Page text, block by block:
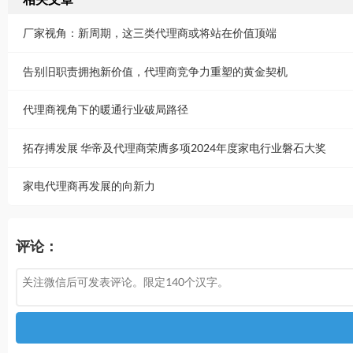
厂家视角：新周期，这三类代理商或将站在价值顶端
告别旧职责拥抱新价值，代理商竞争力重塑的黄金契机
代理商视角下的暖通行业破局路径
拓存搏发展 华帝及代理商荣膺多项2024年度家电行业磐石大奖
家电代理商再发展的向新力
评论：